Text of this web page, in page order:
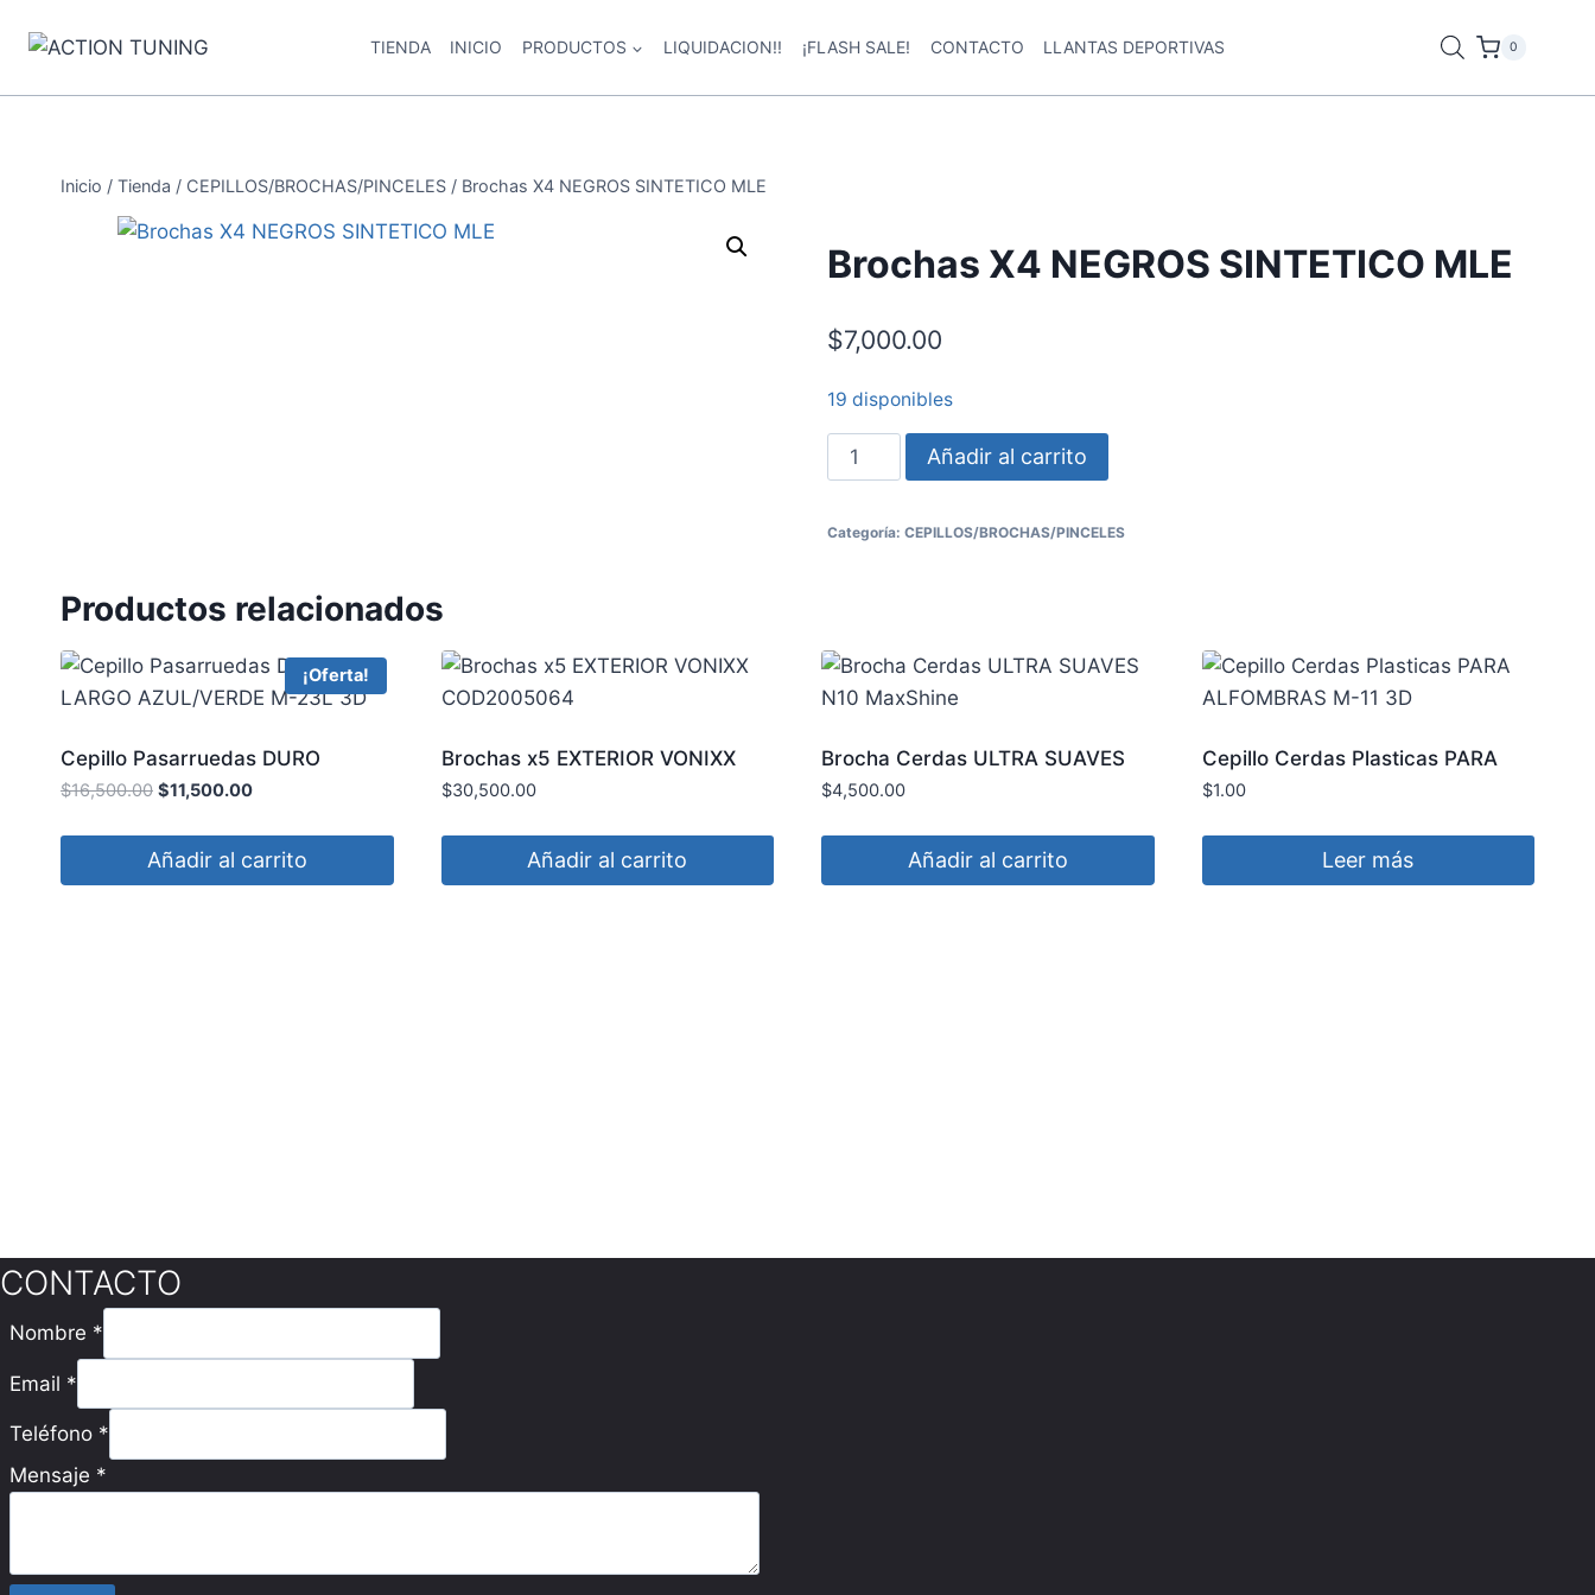
TIENDA INICIO PRODUCTOS LIQUIDACION!! ¡FLASH SALE! CONTACTO LLANTAS DEPORTIVAS 0
Inicio / Tienda / CEPILLOS/BROCHAS/PINCELES / Brochas X4 NEGROS SINTETICO MLE
Brochas X4 NEGROS SINTETICO MLE
$7,000.00
19 disponibles
Brochas
X4
SINTETICO
Añadir al carrito
Categoría: CEPILLOS/BROCHAS/PINCELES
Productos relacionados
¡Oferta!
Cepillo Pasarruedas DURO
LARGO AZUL/VERDE M-23L 3D
$16,500.00 El
era:
$11,500.00
es:
Añadir al carrito
Brochas x5 EXTERIOR VONIXX
COD2005064
$30,500.00
Añadir al carrito
Brocha Cerdas ULTRA SUAVES
N10 MaxShine
$4,500.00
Añadir al carrito
Cepillo Cerdas Plasticas PARA
ALFOMBRAS M-11 3D
$1.00
Leer más
CONTACTO
Nombre *
Email *
Teléfono *
Mensaje *